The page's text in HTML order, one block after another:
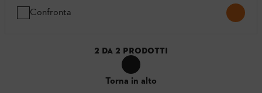
Confronta
2 DA 2 PRODOTTI
Torna in alto